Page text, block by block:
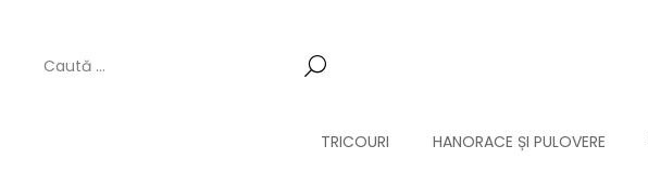
TRICOURI HANORACE ȘI PULOVERE